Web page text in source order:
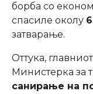
борба со
спасиле околу
затварање.
Оттука,
Министерка за
санирање на